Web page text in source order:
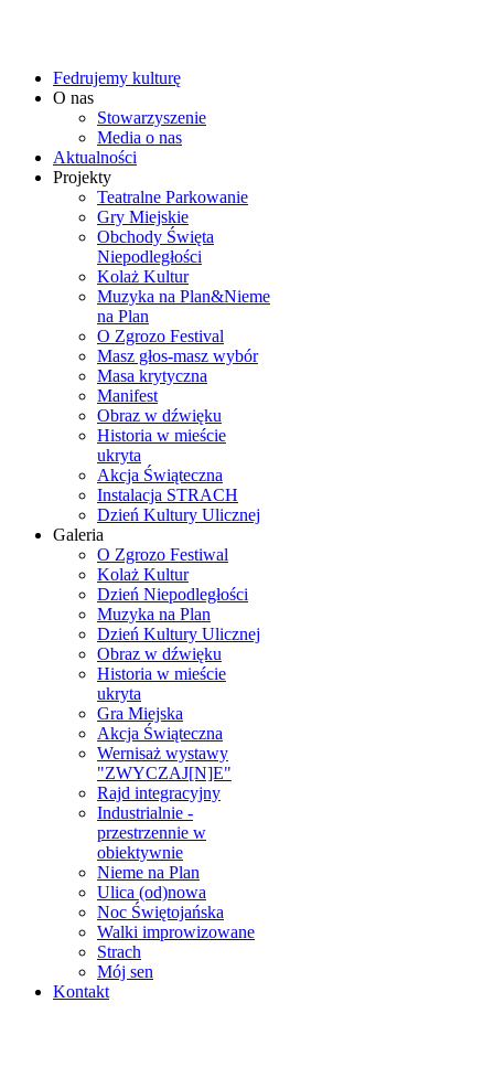
Fedrujemy kulturę
O nas
Stowarzyszenie
Media o nas
Aktualności
Projekty
Teatralne Parkowanie
Gry Miejskie
Obchody Święta
Niepodległości
Kolaż Kultur
Muzyka na Plan&Nieme
na Plan
O Zgrozo Festival
Masz głos-masz wybór
Masa krytyczna
Manifest
Obraz w dźwięku
Historia w mieście
ukryta
Akcja Świąteczna
Instalacja STRACH
Dzień Kultury Ulicznej
Galeria
O Zgrozo Festiwal
Kolaż Kultur
Dzień Niepodległości
Muzyka na Plan
Dzień Kultury Ulicznej
Obraz w dźwięku
Historia w mieście
ukryta
Gra Miejska
Akcja Świąteczna
Wernisaż wystawy
"ZWYCZAJ[N]E"
Rajd integracyjny
Industrialnie -
przestrzennie w
obiektywnie
Nieme na Plan
Ulica (od)nowa
Noc Świętojańska
Walki improwizowane
Strach
Mój sen
Kontakt